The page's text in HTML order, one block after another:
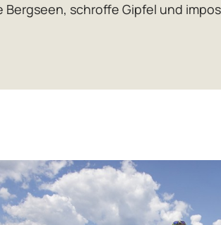
Bergseen, schroffe Gipfel und